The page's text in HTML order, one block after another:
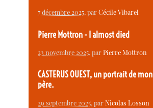
7 décembre 2025, parCécile Vibarel
Pierre Mottron - I almost died
23 novembre 2025, parPierre Mottron
CASTERUS OUEST, un portrait de mon
père.
29 septembre 2025, parNicolas Losson